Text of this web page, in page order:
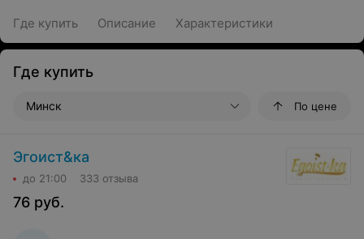
Где купить Описание Характеристики
Где купить
Минск По цене
Эгоист&ка
до 21:00 333 отзыва
76 руб.